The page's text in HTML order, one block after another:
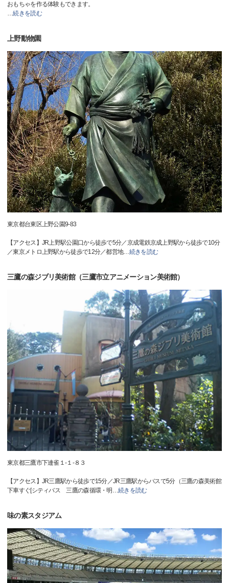
おもちゃを作る体験もできます。
…続きを読む
上野動物園
東京都台東区上野公園9-83
【アクセス】JR上野駅公園口から徒歩で5分／京成電鉄京成上野駅から徒歩で10分
／東京メトロ上野駅から徒歩で12分／都営地…続きを読む
三鷹の森ジブリ美術館（三鷹市立アニメーション美術館）
東京都三鷹市下連雀１-１-８３
【アクセス】JR三鷹駅から徒歩で15分／JR三鷹駅からバスで5分（三鷹の森美術館
下車すぐ[シティバス 三鷹の森循環・明 …続きを読む
味の素スタジアム